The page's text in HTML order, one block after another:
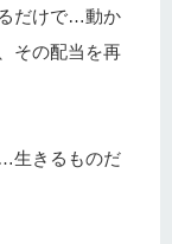
だけで…動か
その配当を再
生きるものだ